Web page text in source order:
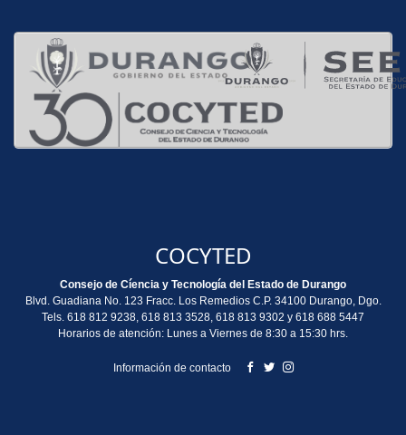
COCYTED
Consejo de Cíencia y Tecnología del Estado de Durango
Blvd. Guadiana No. 123 Fracc. Los Remedios C.P. 34100 Durango, Dgo.
Tels. 618 812 9238, 618 813 3528, 618 813 9302 y 618 688 5447
Horarios de atención: Lunes a Viernes de 8:30 a 15:30 hrs.
Información de contacto